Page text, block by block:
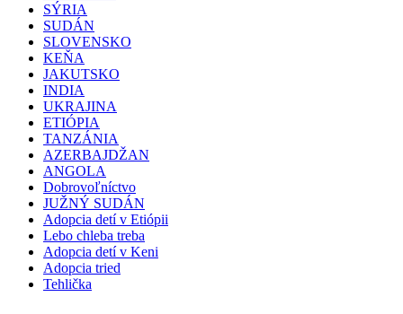
SÝRIA
SUDÁN
SLOVENSKO
KEŇA
JAKUTSKO
INDIA
UKRAJINA
ETIÓPIA
TANZÁNIA
AZERBAJDŽAN
ANGOLA
Dobrovoľníctvo
JUŽNÝ SUDÁN
Adopcia detí v Etiópii
Lebo chleba treba
Adopcia detí v Keni
Adopcia tried
Tehlička